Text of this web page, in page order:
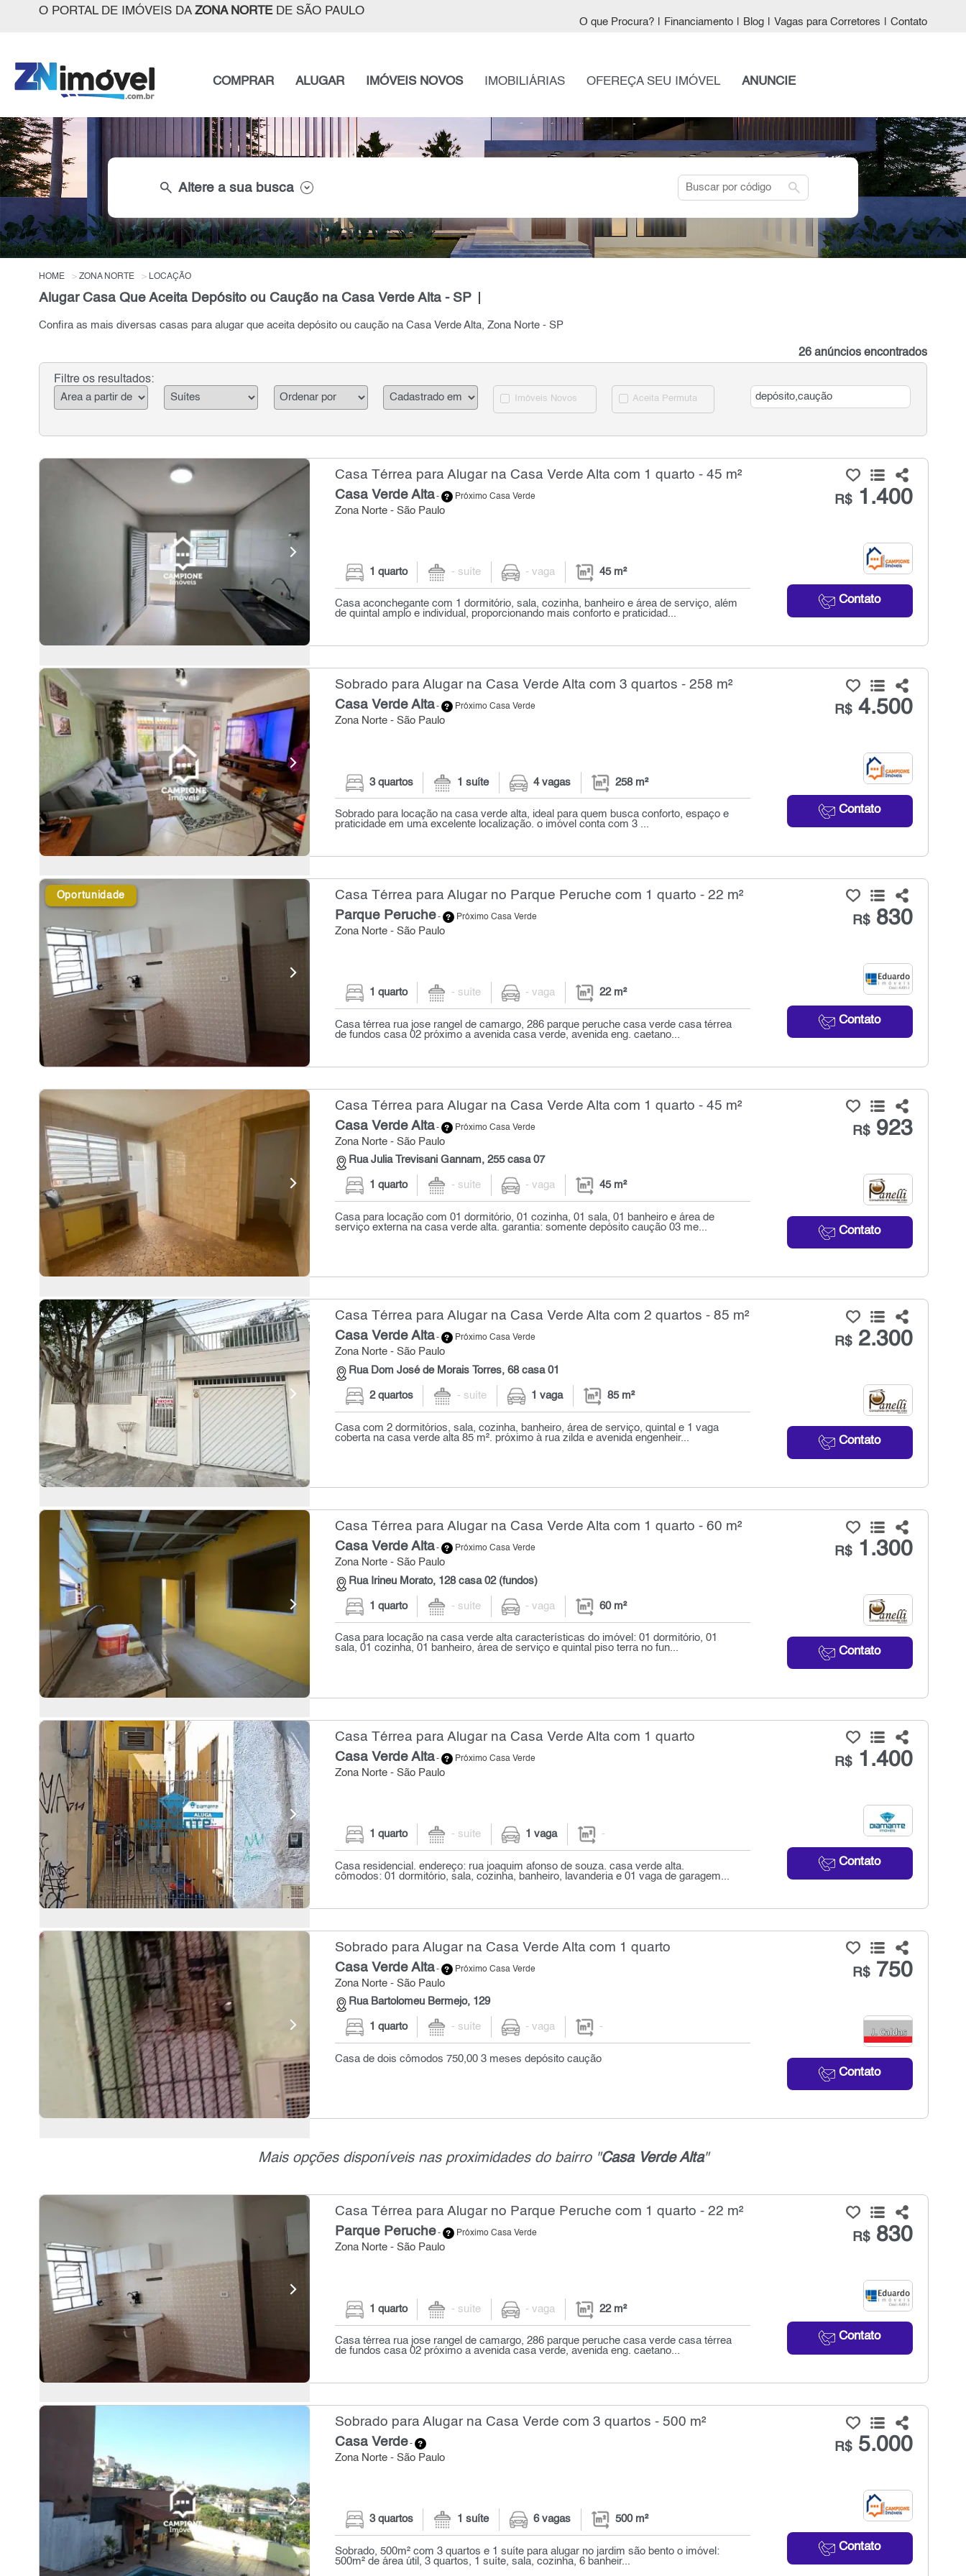
O PORTAL DE IMÓVEIS DA ZONA NORTEDE SÃO PAULO
O que Procura? Financiamento Blog Vagas para Corretores Contato
COMPRAR ALUGAR IMÓVEIS NOVOS IMOBILIÁRIAS OFEREÇA SEU IMÓVEL ANUNCIE
search Altere a sua busca search
HOME ZONA NORTE LOCAÇÃO
Alugar Casa Que Aceita Depósito ou Caução na Casa Verde Alta - SP
Confira as mais diversas casas para alugar que aceita depósito ou caução na Casa Verde Alta, Zona Norte - SP
26 anúncios encontrados
Filtre os resultados:
Imóveis Novos Aceita Permuta
Casa Térrea para Alugar na Casa Verde Alta com 1 quarto - 45 m²
Casa Verde Alta- Próximo Casa Verde
Zona Norte - São Paulo
R$1.400
Contato
1 quarto - suíte - vaga 45 m²
Casa aconchegante com 1 dormitório, sala, cozinha, banheiro e área de serviço, além
de quintal amplo e individual, proporcionando mais conforto e praticidad...
Sobrado para Alugar na Casa Verde Alta com 3 quartos - 258 m²
Casa Verde Alta- Próximo Casa Verde
Zona Norte - São Paulo
R$4.500
Contato
3 quartos 1 suíte 4 vagas 258 m²
Sobrado para locação na casa verde alta, ideal para quem busca conforto, espaço e
praticidade em uma excelente localização. o imóvel conta com 3 ...
Oportunidade Casa Térrea para Alugar no Parque Peruche com 1 quarto - 22 m²
Parque Peruche- Próximo Casa Verde
Zona Norte - São Paulo
R$830
Contato
1 quarto - suíte - vaga 22 m²
Casa térrea rua jose rangel de camargo, 286 parque peruche casa verde casa térrea
de fundos casa 02 próximo a avenida casa verde, avenida eng. caetano...
Casa Térrea para Alugar na Casa Verde Alta com 1 quarto - 45 m²
Casa Verde Alta- Próximo Casa Verde
Zona Norte - São Paulo
Rua Julia Trevisani Gannam, 255 casa 07
R$923
Contato
1 quarto - suíte - vaga 45 m²
Casa para locação com 01 dormitório, 01 cozinha, 01 sala, 01 banheiro e área de
serviço externa na casa verde alta. garantia: somente depósito caução 03 me...
Casa Térrea para Alugar na Casa Verde Alta com 2 quartos - 85 m²
Casa Verde Alta- Próximo Casa Verde
Zona Norte - São Paulo
Rua Dom José de Morais Torres, 68 casa 01
R$2.300
Contato
2 quartos - suíte 1 vaga 85 m²
Casa com 2 dormitórios, sala, cozinha, banheiro, área de serviço, quintal e 1 vaga
coberta na casa verde alta 85 m². próximo à rua zilda e avenida engenheir...
Casa Térrea para Alugar na Casa Verde Alta com 1 quarto - 60 m²
Casa Verde Alta- Próximo Casa Verde
Zona Norte - São Paulo
Rua Irineu Morato, 128 casa 02 (fundos)
R$1.300
Contato
1 quarto - suíte - vaga 60 m²
Casa para locação na casa verde alta características do imóvel: 01 dormitório, 01
sala, 01 cozinha, 01 banheiro, área de serviço e quintal piso terra no fun...
Casa Térrea para Alugar na Casa Verde Alta com 1 quarto
Casa Verde Alta- Próximo Casa Verde
Zona Norte - São Paulo
R$1.400
Contato
1 quarto - suíte 1 vaga -
Casa residencial. endereço: rua joaquim afonso de souza. casa verde alta.
cômodos: 01 dormitório, sala, cozinha, banheiro, lavanderia e 01 vaga de garagem...
Sobrado para Alugar na Casa Verde Alta com 1 quarto
Casa Verde Alta- Próximo Casa Verde
Zona Norte - São Paulo
Rua Bartolomeu Bermejo, 129
R$750
Contato
1 quarto - suíte - vaga -
Casa de dois cômodos 750,00 3 meses depósito caução
Mais opções disponíveis nas proximidades do bairro "Casa Verde Alta"
Casa Térrea para Alugar no Parque Peruche com 1 quarto - 22 m²
Parque Peruche- Próximo Casa Verde
Zona Norte - São Paulo
R$830
Contato
1 quarto - suíte - vaga 22 m²
Casa térrea rua jose rangel de camargo, 286 parque peruche casa verde casa térrea
de fundos casa 02 próximo a avenida casa verde, avenida eng. caetano...
Sobrado para Alugar na Casa Verde com 3 quartos - 500 m²
Casa Verde-
Zona Norte - São Paulo
R$5.000
Contato
3 quartos 1 suíte 6 vagas 500 m²
Sobrado, 500m² com 3 quartos e 1 suíte para alugar no jardim são bento o imóvel:
500m² de área útil, 3 quartos, 1 suíte, sala, cozinha, 6 banheir...